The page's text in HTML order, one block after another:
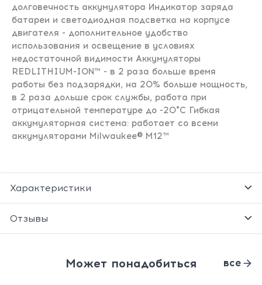
долговечность аккумулятора Индикатор заряда
батареи и светодиодная подсветка на корпусе
двигателя - дополнительное удобство
использования и освещение в условиях
недостаточной видимости Аккумуляторы
REDLITHIUM-ION™ - в 2 раза больше время
работы без подзарядки, на 20% больше мощность,
в 2 раза дольше срок службы, работа при
отрицательной температуре до -20°С Гибкая
аккумуляторная система: работает со всеми
аккумуляторами Milwaukee® M12™
Характеристики
Отзывы
Может понадобиться все